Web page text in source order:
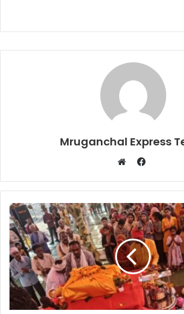
Mruganchal Express
Facebook